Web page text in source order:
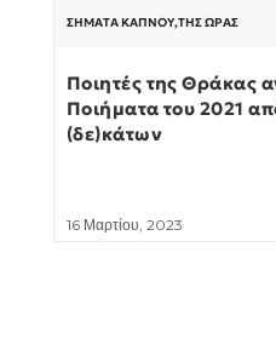
ΣΉΜΑΤΑ ΚΑΠΝΟΎ,ΤΗΣ ΏΡΑΣ
Ποιητές της Θράκας
Ποιήματα του 2021
(δε)κάτων
16 Μαρτίου, 2023